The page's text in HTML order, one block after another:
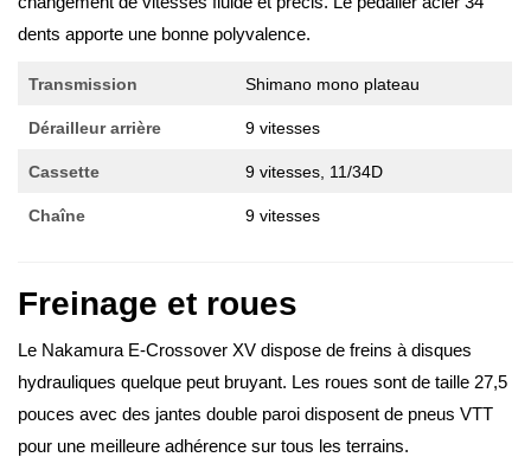
dents apporte une bonne polyvalence.
Transmission Shimano mono plateau
Dérailleur arrière 9 vitesses
Cassette 9 vitesses, 11/34D
Chaîne 9 vitesses
Freinage et roues
Le Nakamura E-Crossover XV dispose de freins à disques
hydrauliques quelque peut bruyant. Les roues sont de taille 27,5
pouces avec des jantes double paroi disposent de pneus VTT
pour une meilleure adhérence sur tous les terrains.